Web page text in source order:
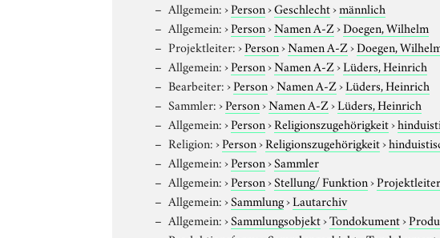
Allgemein:›Person›Geschlecht›männlich
Allgemein:›Person›Namen A-Z›Doegen, Wilhelm
Projektleiter:›Person›Namen A-Z›Doegen,
Allgemein:›Person›Namen A-Z›Lüders, Heinrich
Bearbeiter:›Person›Namen A-Z›Lüders, Heinrich
Sammler:›Person›Namen A-Z›Lüders, Heinrich
Allgemein:›Person›Religionszugehörigkeit›
Religion:›Person›Religionszugehörigkeit›
Allgemein:›Person›Sammler
Allgemein:›Person›Stellung/ Funktion›Projektleiter
Allgemein:›Sammlung›Lautarchiv
Allgemein:›Sammlungsobjekt›Tondokument›